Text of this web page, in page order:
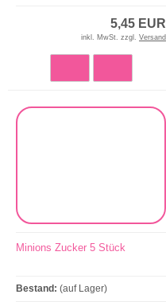
5,45 EUR
inkl. MwSt. zzgl. Versand
Minions Zucker 5 Stück
Bestand: (auf Lager)